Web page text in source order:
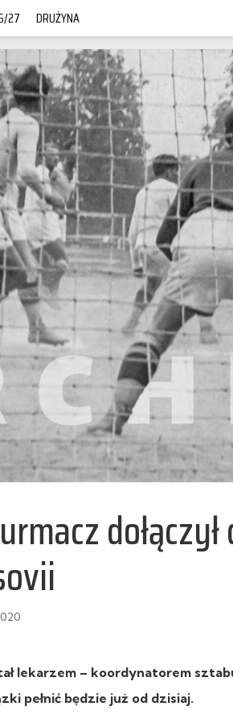
27 DRUŻYNA
lekarzem – koordynatorem
pełnić będzie już od dzisiaj.